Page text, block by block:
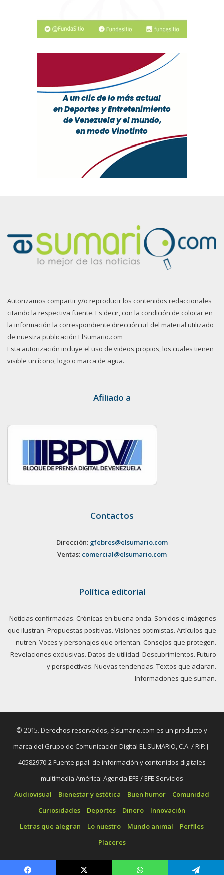
Autorizamos compartir y/o reproducir los contenidos redaccionales
citando la respectiva fuente. Es decir, con la condición de colocar en
la información la correspondiente dirección url del material utilizado
de nuestra publicación ElSumario.com
Esta autorización incluye el uso de videos propios, los cuales tienen
visible un ícono, logo o marca de agua.
Afiliado a
Contactos
Dirección: gfebres@elsumario.com
Ventas: comercial@elsumario.com
Política editorial
Noticias confirmadas. Crónicas en buena onda. Sonidos e imágenes
que ilustran. Propuestas positivas. Visiones optimistas. Artículos que
nutren. Voces y personajes que orientan. Consejos que protegen.
Revelaciones exclusivas. Datos de utilidad. Descubrimientos. Futuro
y perspectivas. Nuevas tendencias. Textos que aclaran.
Informaciones que suman.
© 2015. Derechos reservados, elsumario.com es un producto y
marca del Grupo de Comunicación Digital EL SUMARIO, C.A. / RIF: J-
40582970-2 Fuente ppal. de información y contenidos digitales
multimedia América: Agencia EFE / EFE Servicios
Audiovisual
Bienestar y estética Buen humor
Comunidad
Curiosidades
Deportes Dinero
Innovación
Letras que alegran
Lo nuestro Mundo animal
Perfiles
Placeres